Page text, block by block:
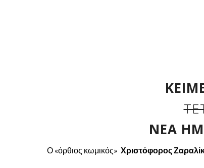
ΝΕΑ
Ο «όρθιος κωμικός» Χριστόφορος